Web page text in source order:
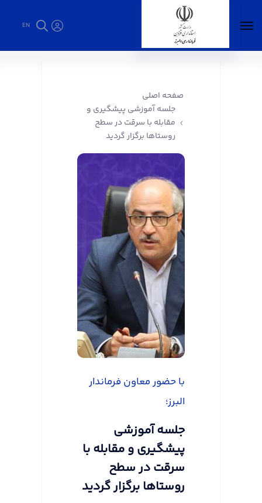
EN
صفحه اصلی
جلسه آموزشی پیشگیری و
مقابله با سرقت در سطح
روستاها برگزار گردید
با حضور معاون فرماندار
البرز؛
جلسه آموزشی
پیشگیری و مقابله با
سرقت در سطح
روستاها برگزار گردید